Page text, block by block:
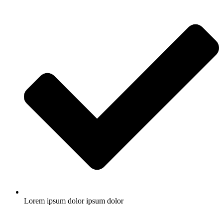
Lorem ipsum dolor ipsum dolor